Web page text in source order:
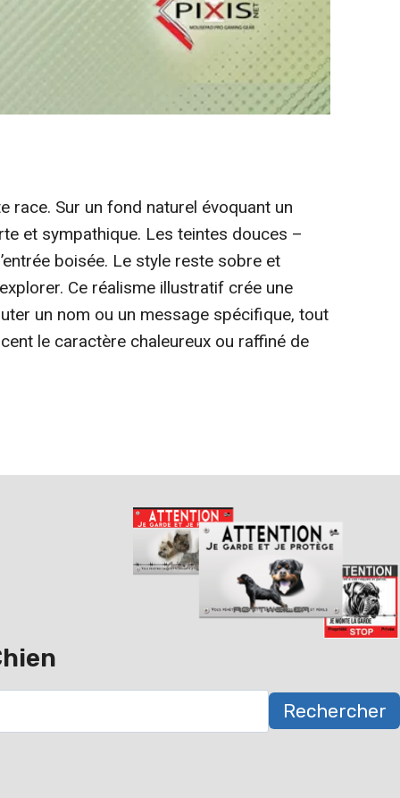
race. Sur un fond naturel évoquant un
et sympathique. Les teintes douces –
boisée. Le style reste sobre et
Ce réalisme illustratif crée une
un nom ou un message spécifique, tout
le caractère chaleureux ou raffiné de
Rechercher